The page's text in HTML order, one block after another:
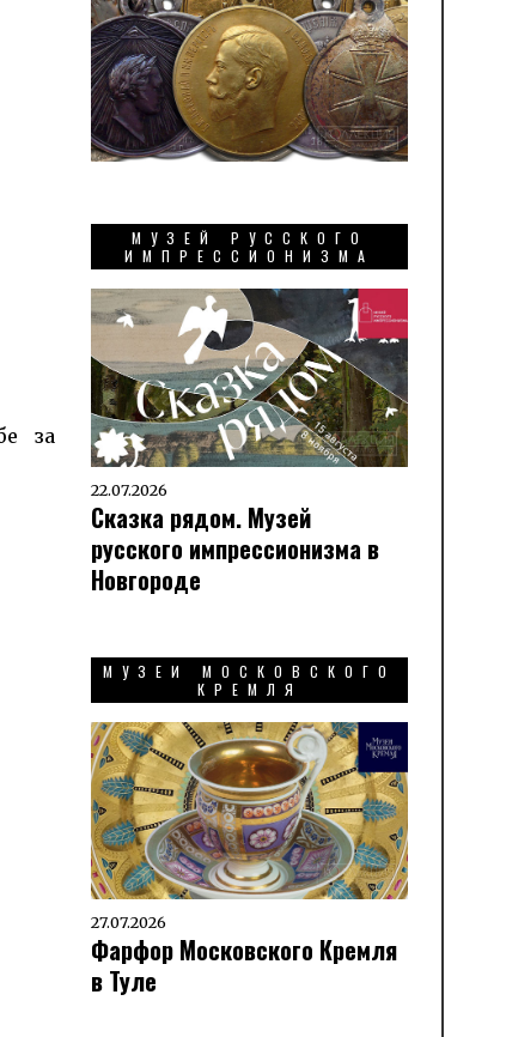
за
МУЗЕЙ РУССКОГО
ИМПРЕССИОНИЗМА
22.07.2026
Сказка рядом. Музей
русского импрессионизма в
Новгороде
МУЗЕИ МОСКОВСКОГО
КРЕМЛЯ
27.07.2026
Фарфор Московского Кремля
в Туле